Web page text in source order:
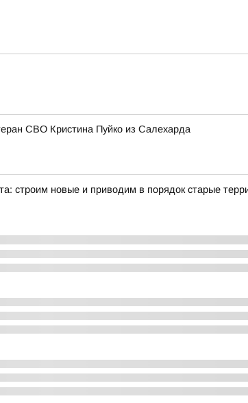
СВО Кристина Пуйко из Салехарда
строим новые и приводим в порядок старые